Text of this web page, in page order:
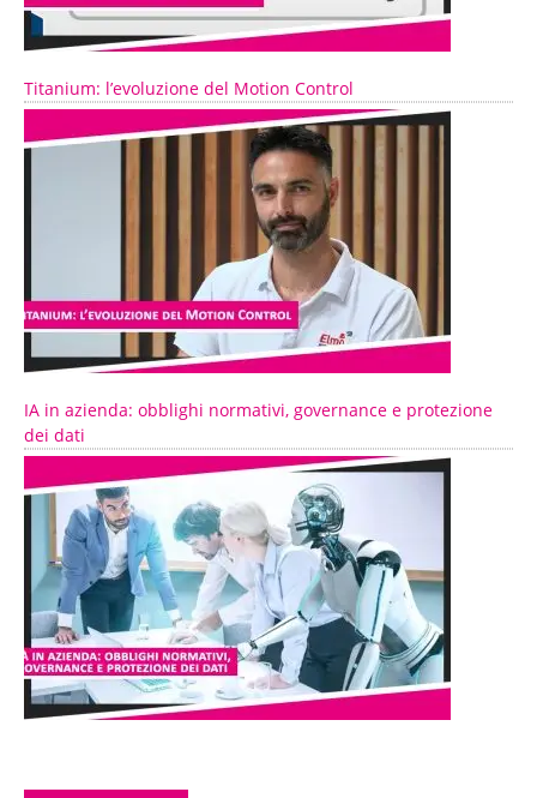
Titanium: l’evoluzione del Motion Control
IA in azienda: obblighi normativi, governance e protezione
dei dati